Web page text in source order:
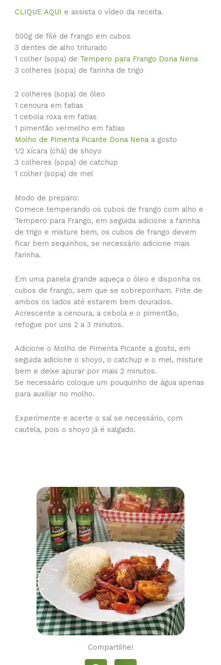
CLIQUE AQUI e assista o vídeo da receita.
500g de filé de frango em cubos
3 dentes de alho triturado
1 colher (sopa) de Tempero para Frango Dona Nena
3 colheres (sopa) de farinha de trigo
2 colheres (sopa) de óleo
1 cenoura em fatias
1 cebola roxa em fatias
1 pimentão vermelho em fatias
Molho de Pimenta Picante Dona Nena a gosto
1/2 xícara (chá) de shoyo
3 colheres (sopa) de catchup
1 colher (sopa) de mel
Modo de preparo:
Comece temperando os cubos de frango com alho e
Tempero para Frango, em seguida adicione a farinha
de trigo e misture bem, os cubos de frango devem
ficar bem sequinhos, se necessário adicione mais
farinha.
Em uma panela grande aqueça o óleo e disponha os
cubos de frango, sem que se sobreponham. Frite de
ambos os lados até estarem bem dourados.
Acrescente a cenoura, a cebola e o pimentão,
refogue por uns 2 a 3 minutos.
Adicione o Molho de Pimenta Picante a gosto, em
seguida adicione o shoyo, o catchup e o mel, misture
bem e deixe apurar por mais 2 minutos.
Se necessário coloque um pouquinho de água apenas
para auxiliar no molho.
Experimente e acerte o sal se necessário, com
cautela, pois o shoyo já é salgado.
Compartilhe!